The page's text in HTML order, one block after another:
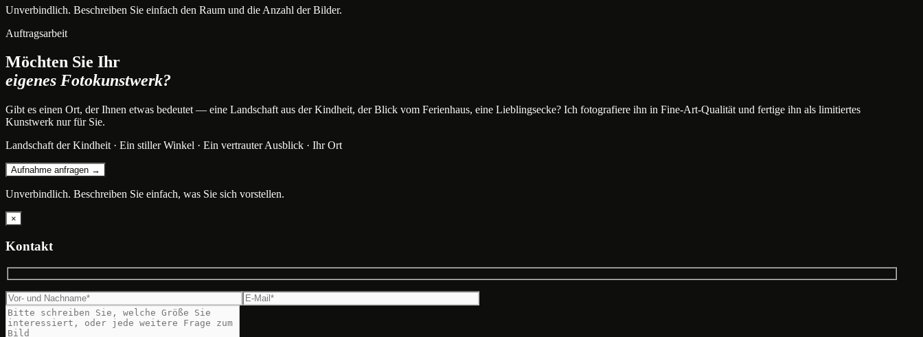
Unverbindlich. Beschreiben Sie einfach den Raum und die Anzahl der Bilder.
Auftragsarbeit
Möchten Sie Ihr
eigenes Fotokunstwerk?
Gibt es einen Ort, der Ihnen etwas bedeutet — eine Landschaft aus der Kindheit, der Blick vom Ferienhaus, eine Lieblingsecke? Ich fotografiere ihn in Fine-Art-Qualität und fertige ihn als limitiertes
Kunstwerk nur für Sie.
Landschaft der Kindheit · Ein stiller Winkel · Ein vertrauter Ausblick · Ihr Ort
Aufnahme anfragen →
Unverbindlich. Beschreiben Sie einfach, was Sie sich vorstellen.
×
Kontakt